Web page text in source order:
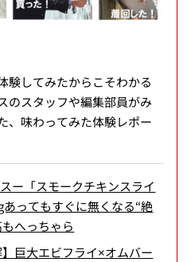
験してみたからこそわかる
のスタッフや編集部員がみ
、味わってみた体験レポー
ー「スモークチキンスライ
ってもすぐに無くなる“絶
へっちゃら
】巨大エビフライ×オムバー